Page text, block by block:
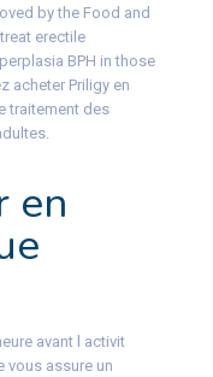
by the Food and
erectile
BPH in those
acheter Priligy en
traitement des
en
avant l activit
vous assure un